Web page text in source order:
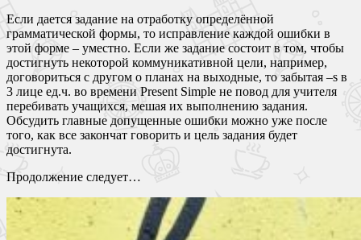
Если дается задание на отработку определённой
грамматической формы, то исправление каждой ошибки в
этой форме – уместно. Если же задание состоит в том, чтобы
достигнуть некоторой коммуникативной цели, например,
договориться с другом о планах на выходные, то забытая –s в
3 лице ед.ч. во времени Present Simple не повод для учителя
перебивать учащихся, мешая их выполнению задания.
Обсудить главные допущенные ошибки можно уже после
того, как все закончат говорить и цель задания будет
достигнута.
Продолжение следует…